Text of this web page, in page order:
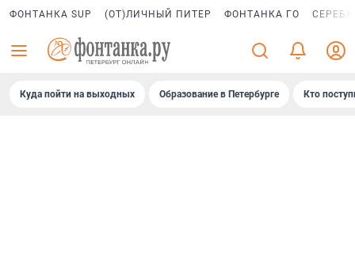
ФОНТАНКА SUP (ОТ)ЛИЧНЫЙ ПИТЕР ФОНТАНКА ГО
Куда пойти на выходных Образование в Петербурге Кто